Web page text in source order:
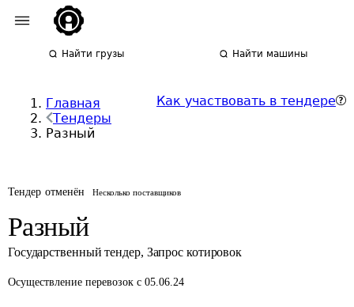
Найти грузы Найти машины
Главная
Тендеры
Разный
Как участвовать в тендере
Тендер отменён Несколько поставщиков
Разный
Государственный тендер, Запрос котировок
Осуществление перевозок с 05.06.24